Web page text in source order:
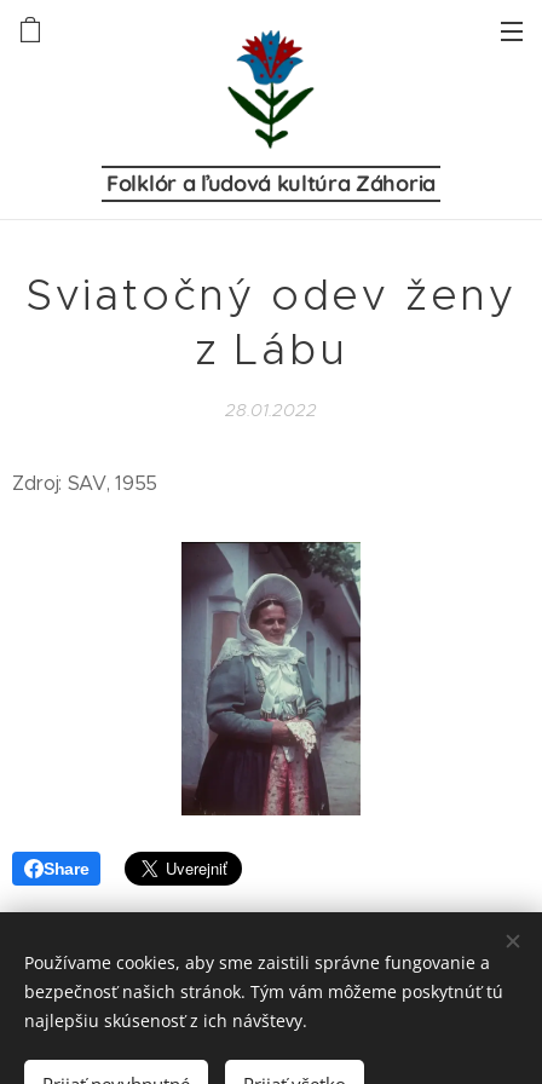
Folklór a ľudová kultúra Záhoria
Sviatočný odev ženy
z Lábu
28.01.2022
Zdroj: SAV, 1955
Share
Záhorácky folklór o.z.
© 2025
Používame cookies, aby sme zaistili správne fungovanie a
bezpečnosť našich stránok. Tým vám môžeme poskytnúť tú
najlepšiu skúsenosť z ich návštevy.